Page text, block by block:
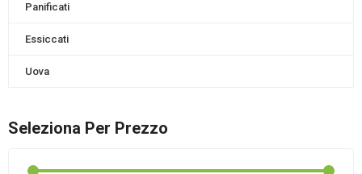
Panificati
Essiccati
Uova
Seleziona Per Prezzo